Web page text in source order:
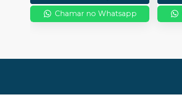
Chamar no Whatsapp